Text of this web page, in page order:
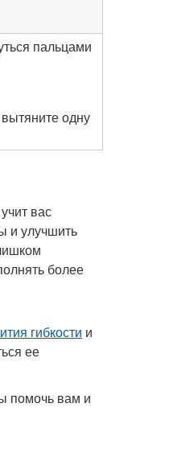
пальцами
одну
вас
и улучшить
более
гибкости и
ее
помочь вам и